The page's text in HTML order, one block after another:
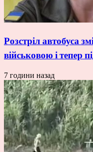
Розстріл автобуса
військовою і тепер
7 години назад